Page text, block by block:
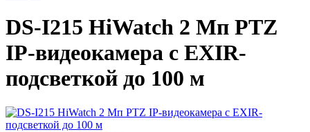
DS-I215 HiWatch 2 Мп PTZ
IP-видеокамера с EXIR-
подсветкой до 100 м